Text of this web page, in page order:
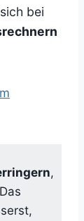
bei
,